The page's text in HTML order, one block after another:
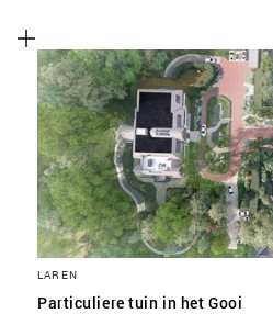
LAREN
Particuliere tuin in het Gooi